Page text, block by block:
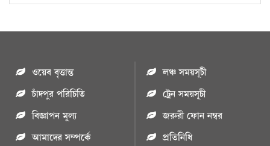
ওয়েব বৃত্তান্ত
চাঁদপুর পরিচিতি
বিজ্ঞাপন মুল্য
আমাদের সম্পর্কে
লঞ্চ সময়সূচী
ট্রেন সময়সূচী
জরুরী ফোন নম্বর
প্রতিনিধি